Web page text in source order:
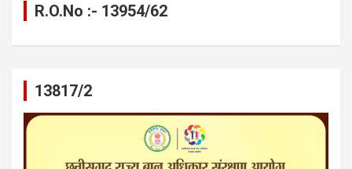
R.O.No :- 13954/62
13817/2